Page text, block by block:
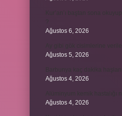
Ağustos 6, 2026
Ağustos 5, 2026
Ağustos 4, 2026
Ağustos 4, 2026